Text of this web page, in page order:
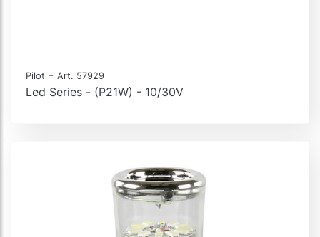
Pilot - Art. 57929
Led Series - (P21W) - 10/30V